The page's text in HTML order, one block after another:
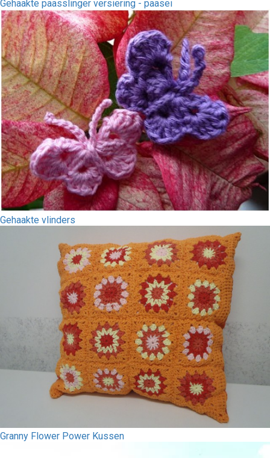
Gehaakte paasslinger versiering - paasei
Gehaakte vlinders
Granny Flower Power Kussen